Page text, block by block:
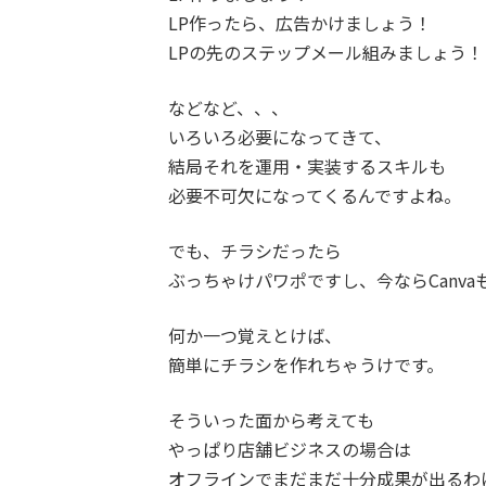
LP作ったら、広告かけましょう！
LPの先のステップメール組みましょう！
などなど、、、
いろいろ必要になってきて、
結局それを運用・実装するスキルも
必要不可欠になってくるんですよね。
でも、チラシだったら
ぶっちゃけパワポですし、今ならCanva
何か一つ覚えとけば、
簡単にチラシを作れちゃうけです。
そういった面から考えても
やっぱり店舗ビジネスの場合は
オフラインでまだまだ十分成果が出るわ